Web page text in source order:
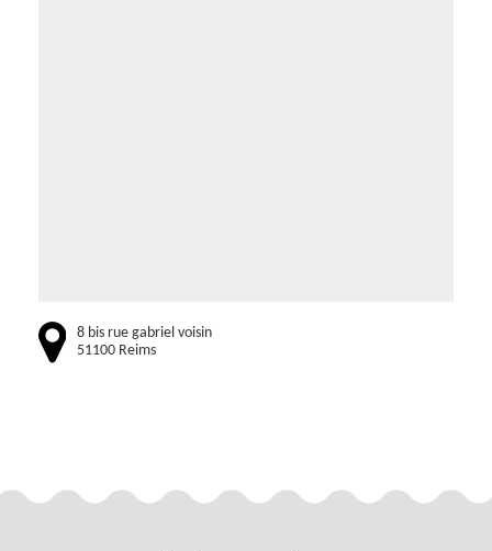
8 bis rue gabriel voisin
51100 Reims